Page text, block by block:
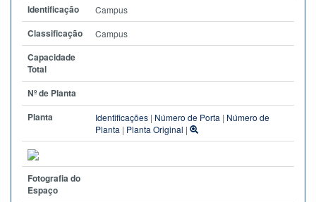
Identificação Campus
Classificação Campus
Capacidade
Total
Nº de Planta
Planta
Identificações | Número de Porta | Número de
Planta | Planta Original |
Fotografia do
Espaço